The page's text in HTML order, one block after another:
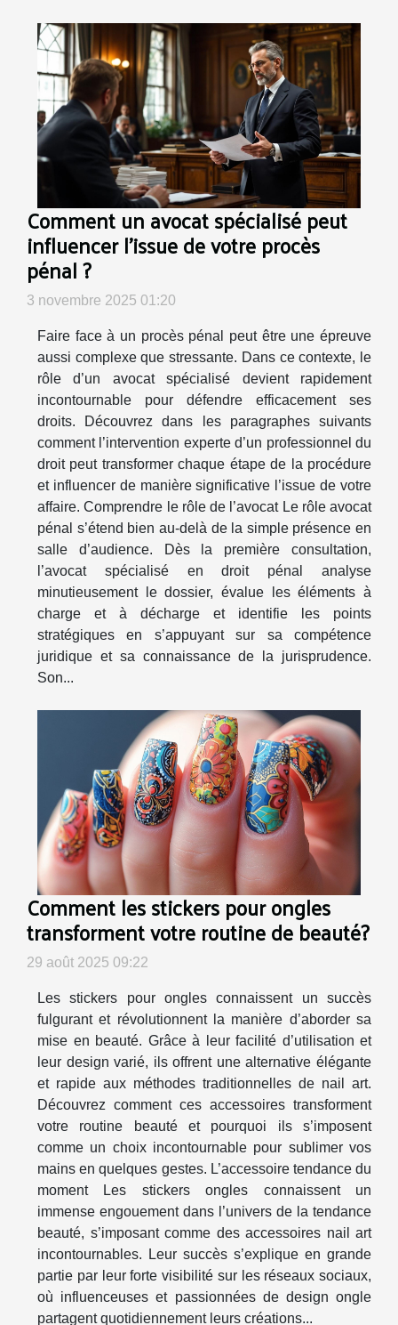
Comment un avocat spécialisé peut
influencer l'issue de votre procès
pénal ?
3 novembre 2025 01:20
Faire face à un procès pénal peut être une épreuve
aussi complexe que stressante. Dans ce contexte, le
rôle d’un avocat spécialisé devient rapidement
incontournable pour défendre efficacement ses
droits. Découvrez dans les paragraphes suivants
comment l’intervention experte d’un professionnel du
droit peut transformer chaque étape de la procédure
et influencer de manière significative l’issue de votre
affaire. Comprendre le rôle de l’avocat Le rôle avocat
pénal s’étend bien au-delà de la simple présence en
salle d’audience. Dès la première consultation,
l’avocat spécialisé en droit pénal analyse
minutieusement le dossier, évalue les éléments à
charge et à décharge et identifie les points
stratégiques en s’appuyant sur sa compétence
juridique et sa connaissance de la jurisprudence.
Son...
Comment les stickers pour ongles
transforment votre routine de beauté?
29 août 2025 09:22
Les stickers pour ongles connaissent un succès
fulgurant et révolutionnent la manière d’aborder sa
mise en beauté. Grâce à leur facilité d’utilisation et
leur design varié, ils offrent une alternative élégante
et rapide aux méthodes traditionnelles de nail art.
Découvrez comment ces accessoires transforment
votre routine beauté et pourquoi ils s’imposent
comme un choix incontournable pour sublimer vos
mains en quelques gestes. L’accessoire tendance du
moment Les stickers ongles connaissent un
immense engouement dans l’univers de la tendance
beauté, s’imposant comme des accessoires nail art
incontournables. Leur succès s’explique en grande
partie par leur forte visibilité sur les réseaux sociaux,
où influenceuses et passionnées de design ongle
partagent quotidiennement leurs créations...